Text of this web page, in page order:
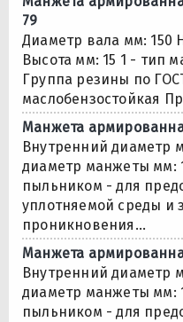
79
Диаметр вала мм: 150
Высота мм: 15 1 - тип
Группа резины по
маслобензостойкая
Манжета
Внутренний диаметр
диаметр манжеты мм:
пыльником - для
уплотняемой среды и
проникновения...
Манжета
Внутренний диаметр
диаметр манжеты мм:
пыльником - для